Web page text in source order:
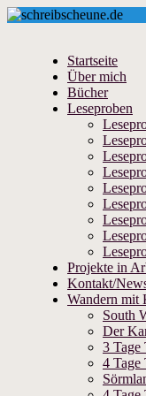
Startseite
Über mich
Bücher
Leseproben
Projekte in
Kontakt/
Wandern mit
South
Der
3 Tage
4 Tage